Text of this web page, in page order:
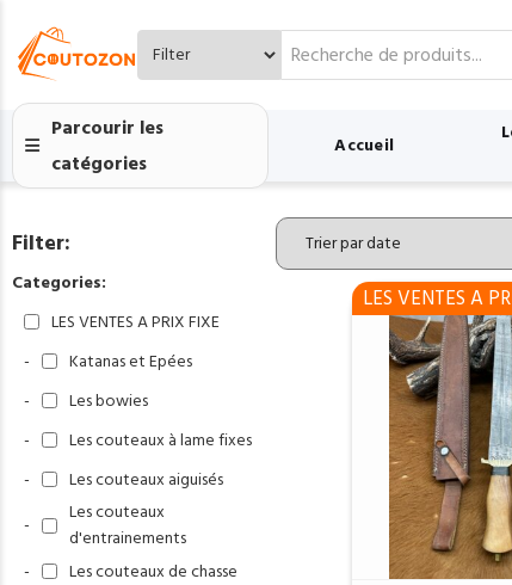
Search
Parcourir les
catégories
Accueil
Filter:
Categories:
LES VENTES A PRIX FIXE
-
Katanas et Epées
-
Les bowies
-
Les couteaux à lame fixes
-
Les couteaux aiguisés
-
Les couteaux
d'entrainements
-
Les couteaux de chasse
LES VENTES A